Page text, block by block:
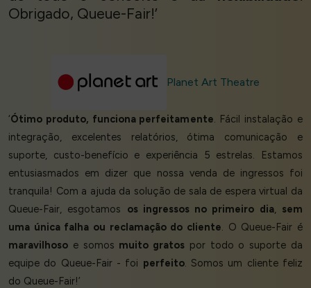
Obrigado, Queue-Fair!’
Planet Art Theatre
‘Ótimo produto, funciona perfeitamente . Fácil instalação e
integração, excelentes relatórios, ótima comunicação e
suporte, custo-benefício e experiência 5 estrelas. Estamos
entusiasmados em dizer que nossa venda de ingressos foi
tranquila! Com a ajuda da solução de sala de espera virtual da
Queue-Fair, esgotamos os ingressos no primeiro dia, sem
uma única falha ou reclamação do cliente . O Queue-Fair é
maravilhoso e somos muito gratos por todo o suporte da
equipe do Queue-Fair - foi perfeito. Somos um cliente feliz
do Queue-Fair!’